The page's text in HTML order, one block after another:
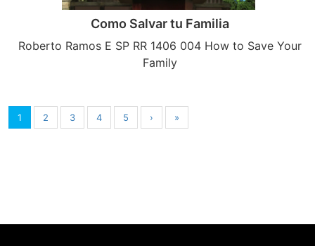
Como Salvar tu Familia
Roberto Ramos E SP RR 1406 004 How to Save Your
Family
1 2 3 4 5 › »